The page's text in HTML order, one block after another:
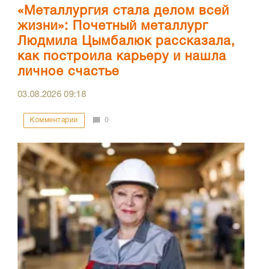
«Металлургия стала делом всей
жизни»: Почетный металлург
Людмила Цымбалюк рассказала,
как построила карьеру и нашла
личное счастье
03.08.202609:18
Комментарии 0